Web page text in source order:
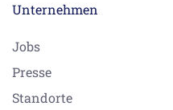
Unternehmen
Jobs
Presse
Standorte